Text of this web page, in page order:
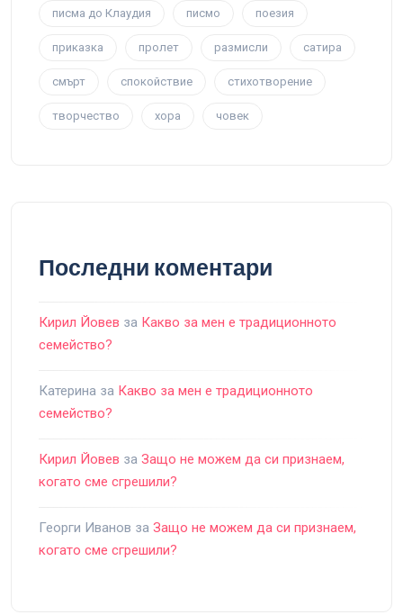
писма до Клаудия писмо поезия
приказка пролет размисли сатира
смърт спокойствие стихотворение
творчество хора човек
Последни коментари
Кирил Йовев за Какво за мен е традиционното
семейство?
Катерина за Какво за мен е традиционното
семейство?
Кирил Йовев за Защо не можем да си признаем,
когато сме сгрешили?
Георги Иванов за Защо не можем да си признаем,
когато сме сгрешили?